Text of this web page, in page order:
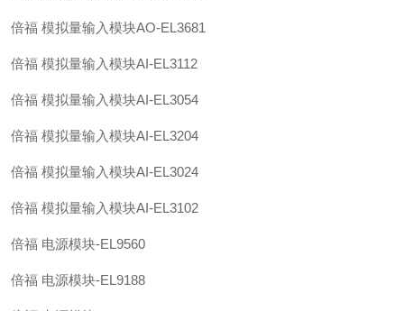
倍福 模拟量输入模块AO-EL3681
倍福 模拟量输入模块AI-EL3112
倍福 模拟量输入模块AI-EL3054
倍福 模拟量输入模块AI-EL3204
倍福 模拟量输入模块AI-EL3024
倍福 模拟量输入模块AI-EL3102
倍福 电源模块-EL9560
倍福 电源模块-EL9188